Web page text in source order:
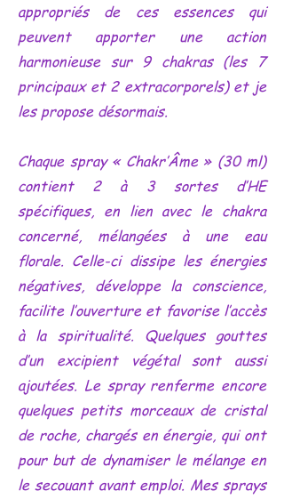
appropriés de ces essences qui
peuvent apporter une action
harmonieuse sur 9 chakras (les 7
principaux et 2 extracorporels) et je
les propose désormais.
Chaque spray « Chakr’Âme » (30 ml)
contient 2 à 3 sortes d’HE
spécifiques, en lien avec le chakra
concerné, mélangées à une eau
florale. Celle-ci dissipe les énergies
négatives, développe la conscience,
facilite l’ouverture et favorise l’accès
à la spiritualité. Quelques gouttes
d’un excipient végétal sont aussi
ajoutées. Le spray renferme encore
quelques petits morceaux de cristal
de roche, chargés en énergie, qui ont
pour but de dynamiser le mélange en
le secouant avant emploi. Mes sprays